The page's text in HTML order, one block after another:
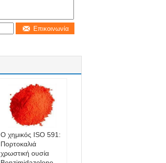
Επικοινωνία
Ο χημικός ISO 591:
Πορτοκαλιά
χρωστική ουσία